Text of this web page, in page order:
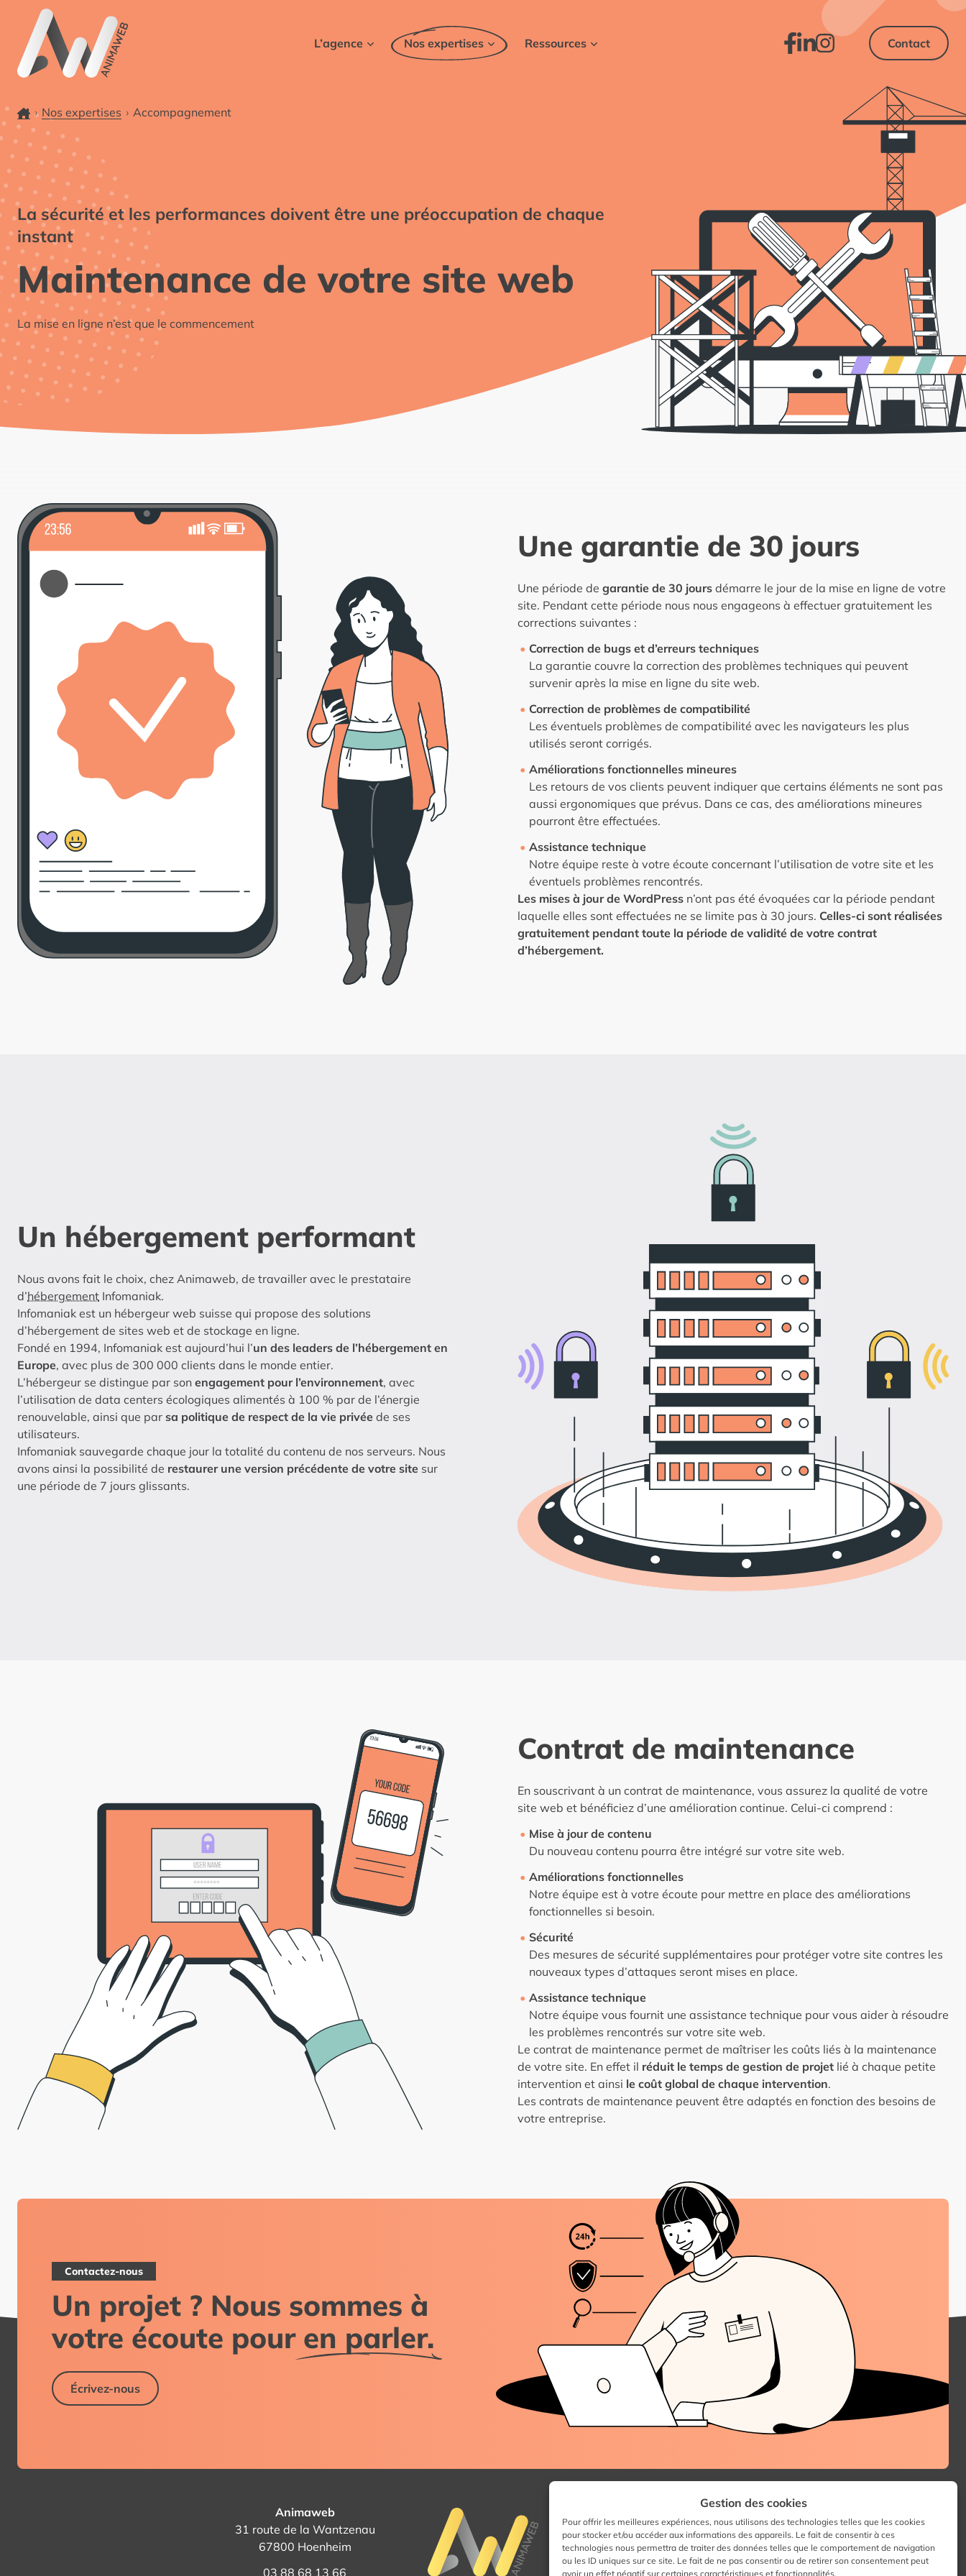
Gestion des cookies
Pour offrir les meilleures expériences, nous utilisons des technologies telles que les cookies
pour stocker et/ou accéder aux informations des appareils. Le fait de consentir à ces
technologies nous permettra de traiter des données telles que le comportement de navigation
ou les ID uniques sur ce site. Le fait de ne pas consentir ou de retirer son consentement peut
avoir un effet négatif sur certaines caractéristiques et fonctionnalités.
Nos expertises
Facebook
LinkedInInstagram
Contact
L’agence
Nos expertises
Ressources
Contact
Accueil
Nos expertises Accompagnement
La sécurité et les performances doivent être une préoccupation de chaque
instant
Maintenance de votre site web
La mise en ligne n’est que le commencement
Une garantie de 30 jours
Une période de garantie de 30 jours démarre le jour de la mise en ligne de votre
site. Pendant cette période nous nous engageons à effectuer gratuitement les
corrections suivantes :
Correction de bugs et d’erreurs techniques
La garantie couvre la correction des problèmes techniques qui peuvent
survenir après la mise en ligne du site web.
Correction de problèmes de compatibilité
Les éventuels problèmes de compatibilité avec les navigateurs les plus
utilisés seront corrigés.
Améliorations fonctionnelles mineures
Les retours de vos clients peuvent indiquer que certains éléments ne sont pas
aussi ergonomiques que prévus. Dans ce cas, des améliorations mineures
pourront être effectuées.
Assistance technique
Notre équipe reste à votre écoute concernant l’utilisation de votre site et les
éventuels problèmes rencontrés.
Les mises à jour de WordPress n’ont pas été évoquées car la période pendant
laquelle elles sont effectuées ne se limite pas à 30 jours. Celles-ci sont réalisées
gratuitement pendant toute la période de validité de votre contrat
d’hébergement.
Un hébergement performant
Nous avons fait le choix, chez Animaweb, de travailler avec le prestataire
d’hébergement Infomaniak.
Infomaniak est un hébergeur web suisse qui propose des solutions
d’hébergement de sites web et de stockage en ligne.
Fondé en 1994, Infomaniak est aujourd’hui l’un des leaders de l’hébergement en
Europe, avec plus de 300 000 clients dans le monde entier.
L’hébergeur se distingue par son engagement pour l’environnement, avec
l’utilisation de data centers écologiques alimentés à 100 % par de l’énergie
renouvelable, ainsi que par sa politique de respect de la vie privée de ses
utilisateurs.
Infomaniak sauvegarde chaque jour la totalité du contenu de nos serveurs. Nous
avons ainsi la possibilité de restaurer une version précédente de votre site sur
une période de 7 jours glissants.
Contrat de maintenance
En souscrivant à un contrat de maintenance, vous assurez la qualité de votre
site web et bénéficiez d’une amélioration continue. Celui-ci comprend :
Mise à jour de contenu
Du nouveau contenu pourra être intégré sur votre site web.
Améliorations fonctionnelles
Notre équipe est à votre écoute pour mettre en place des améliorations
fonctionnelles si besoin.
Sécurité
Des mesures de sécurité supplémentaires pour protéger votre site contres les
nouveaux types d’attaques seront mises en place.
Assistance technique
Notre équipe vous fournit une assistance technique pour vous aider à résoudre
les problèmes rencontrés sur votre site web.
Le contrat de maintenance permet de maîtriser les coûts liés à la maintenance
de votre site. En effet il réduit le temps de gestion de projet lié à chaque petite
intervention et ainsi le coût global de chaque intervention.
Les contrats de maintenance peuvent être adaptés en fonction des besoins de
votre entreprise.
Contactez-nous
Un projet ? Nous sommes à
votre écoute pour en parler.
Écrivez-nous
Animaweb
31 route de la Wantzenau
67800 Hoenheim
03 88 68 13 66
Suivez-nous sur :
Facebook
LinkedInInstagram